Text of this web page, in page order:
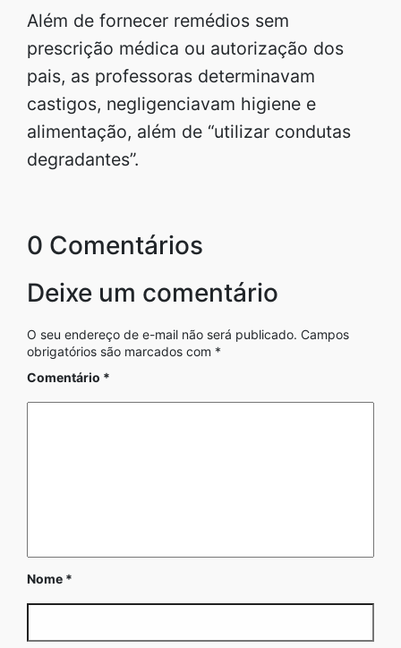
Além de fornecer remédios sem
prescrição médica ou autorização dos
pais, as professoras determinavam
castigos, negligenciavam higiene e
alimentação, além de “utilizar condutas
degradantes”.
0 Comentários
Deixe um comentário
O seu endereço de e-mail não será publicado. Campos
obrigatórios são marcados com *
Comentário *
Nome *